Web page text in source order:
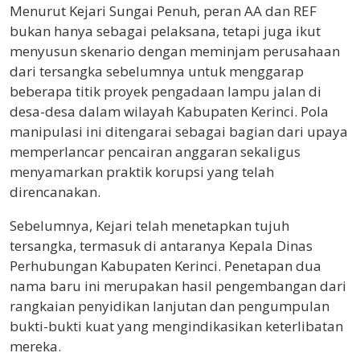
Menurut Kejari Sungai Penuh, peran AA dan REF
bukan hanya sebagai pelaksana, tetapi juga ikut
menyusun skenario dengan meminjam perusahaan
dari tersangka sebelumnya untuk menggarap
beberapa titik proyek pengadaan lampu jalan di
desa-desa dalam wilayah Kabupaten Kerinci. Pola
manipulasi ini ditengarai sebagai bagian dari upaya
memperlancar pencairan anggaran sekaligus
menyamarkan praktik korupsi yang telah
direncanakan.
Sebelumnya, Kejari telah menetapkan tujuh
tersangka, termasuk di antaranya Kepala Dinas
Perhubungan Kabupaten Kerinci. Penetapan dua
nama baru ini merupakan hasil pengembangan dari
rangkaian penyidikan lanjutan dan pengumpulan
bukti-bukti kuat yang mengindikasikan keterlibatan
mereka.